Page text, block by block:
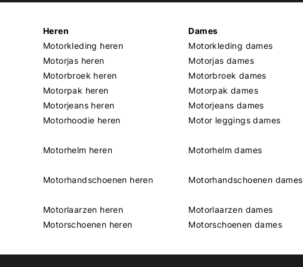
Heren
Motorkleding heren
Motorjas heren
Motorbroek heren
Motorpak heren
Motorjeans heren
Motorhoodie heren
Motorhelm heren
Motorhandschoenen heren
Motorlaarzen heren
Motorschoenen heren
Dames
Motorkleding dames
Motorjas dames
Motorbroek dames
Motorpak dames
Motorjeans dames
Motor leggings dames
Motorhelm dames
Motorhandschoenen dames
Motorlaarzen dames
Motorschoenen dames